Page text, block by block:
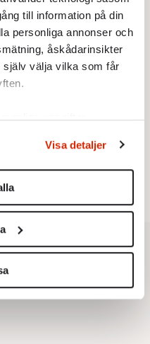
till information på din
personliga annonser och
åskådarinsikter
välja vilka som får
uppgifter
samtycke när som
för att anpassa innehållet
vår trafik. Vi
och annan
sociala medier och
vi samarbetar med.
Visa detaljer